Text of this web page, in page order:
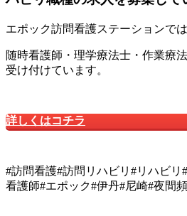
エポック訪問看護ステーションでは
随時看護師・理学療法士・作業療
受け付けています。
詳しくはコチラ
#訪問看護#訪問リハビリ#リハビリ
看護師#エポック#伊丹#尼崎#夜間